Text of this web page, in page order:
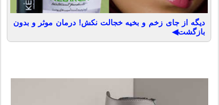
دیگه از جای زخم و بخیه خجالت نکش! درمان موثر و بدون
بازگشت◀